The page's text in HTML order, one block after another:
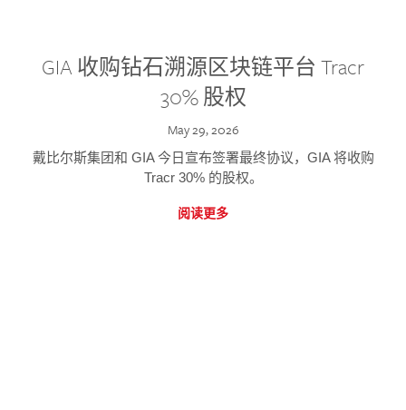
GIA 收购钻石溯源区块链平台 Tracr
30% 股权
May 29, 2026
戴比尔斯集团和 GIA 今日宣布签署最终协议，GIA 将收购
Tracr 30% 的股权。
阅读更多